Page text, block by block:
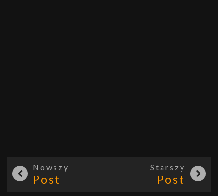
Nowszy
Post
Starszy
Post